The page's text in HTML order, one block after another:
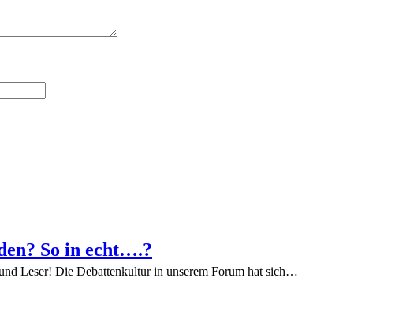
So in echt….?
Leser! Die Debattenkultur in unserem Forum hat sich…